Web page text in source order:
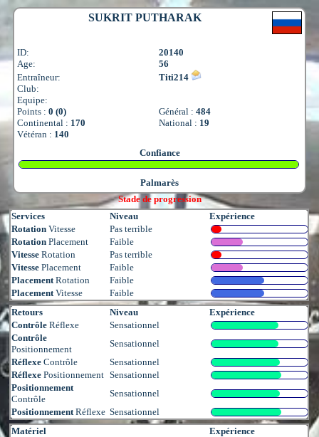
SUKRIT PUTHARAK
ID:
20140
Age:
56
Entraîneur:
Titi214
Club:
Equipe:
Points : 0 (0) Général : 484
Continental : 170 National : 19
Vétéran : 140
Confiance
Palmarès
Stade de progression
Services
Niveau
Expérience
Rotation Vitesse
Pas terrible
Rotation Placement
Faible
Vitesse Rotation
Pas terrible
Vitesse Placement
Faible
Placement Rotation
Faible
Placement Vitesse
Faible
Retours
Niveau
Expérience
Contrôle Réflexe
Sensationnel
Contrôle
Positionnement
Sensationnel
Réflexe Contrôle
Sensationnel
Réflexe Positionnement Sensationnel
Positionnement
Contrôle
Sensationnel
Positionnement Réflexe Sensationnel
Matériel
Expérience